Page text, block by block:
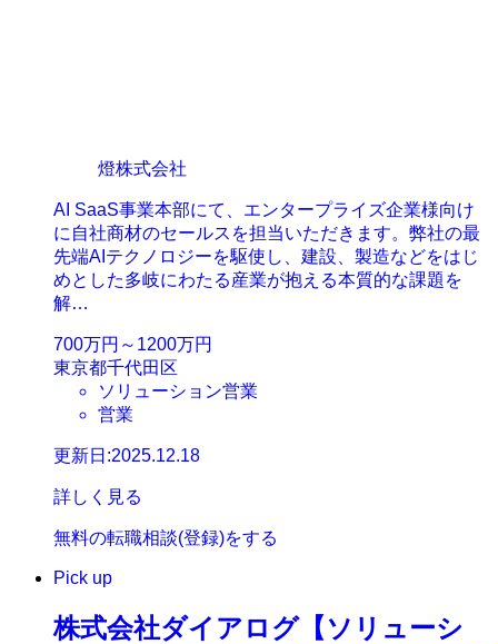
燈株式会社
AI SaaS事業本部にて、エンタープライズ企業様向け
に自社商材のセールスを担当いただきます。弊社の最
先端AIテクノロジーを駆使し、建設、製造などをはじ
めとした多岐にわたる産業が抱える本質的な課題を
解…
700万円～1200万円
東京都千代田区
ソリューション営業
営業
更新日:2025.12.18
詳しく見る
無料の転職相談(登録)をする
Pick up
株式会社ダイアログ【ソリューシ